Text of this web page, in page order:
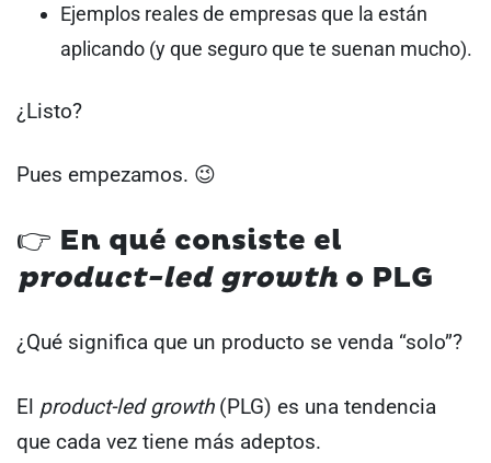
Ejemplos reales de empresas que la están
aplicando (y que seguro que te suenan mucho).
¿Listo?
Pues empezamos. 😉
👉 En qué consiste el
product-led growth o PLG
¿Qué significa que un producto se venda “solo”?
El product-led growth(PLG) es una tendencia
que cada vez tiene más adeptos.